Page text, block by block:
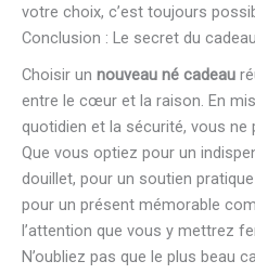
votre choix, c’est toujours
Conclusion : Le secret du
Choisir un nouveau né cadeau
entre le cœur et la raison. En
quotidien et la sécurité, vous ne
Que vous optiez pour un
douillet, pour un soutien
pour un présent mémorable
l’attention que vous y mettrez
N’oubliez pas que le plus beau